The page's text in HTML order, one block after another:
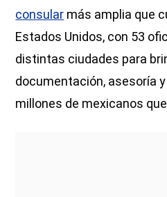
consular más amplia que
Estados Unidos, con 53
distintas ciudades para
documentación, asesoría
millones de mexicanos